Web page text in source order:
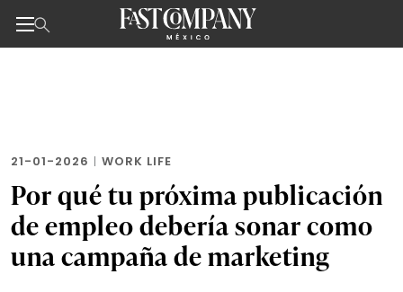
21-01-2026 | WORK LIFE
Por qué tu próxima publicación
de empleo debería sonar como
una campaña de marketing